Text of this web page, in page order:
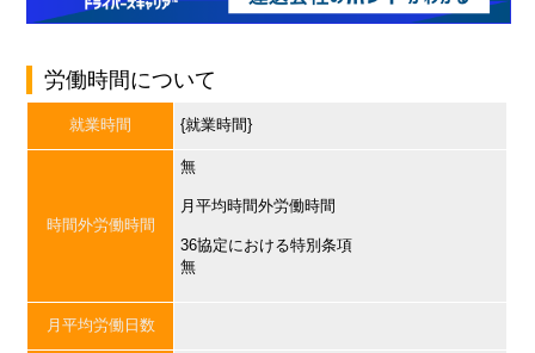
労働時間について
就業時間 {就業時間}
時間外労働時間
無
月平均時間外労働時間
36協定における特別条項
無
月平均労働日数